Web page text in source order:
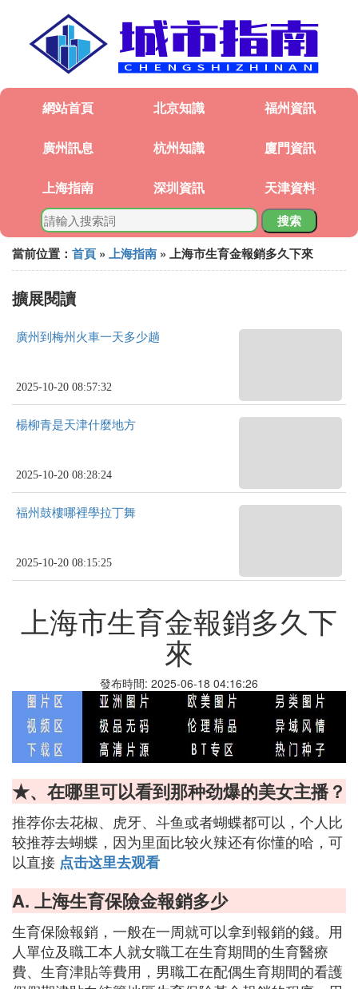
網站首頁 北京知識 福州資訊
廣州訊息 杭州知識 廈門資訊
上海指南 深圳資訊 天津資料
搜索
當前位置： 首頁 » 上海指南 » 上海市生育金報銷多久下來
擴展閱讀
廣州到梅州火車一天多少趟
2025-10-20 08:57:32
楊柳青是天津什麼地方
2025-10-20 08:28:24
福州鼓樓哪裡學拉丁舞
2025-10-20 08:15:25
上海市生育金報銷多久下
來
發布時間: 2025-06-18 04:16:26
★、在哪里可以看到那种劲爆的美女主播？
推荐你去花椒、虎牙、斗鱼或者蝴蝶都可以，个人比
较推荐去蝴蝶，因为里面比较火辣还有你懂的哈，可
以直接 点击这里去观看
A. 上海生育保險金報銷多少
生育保險報銷，一般在一周就可以拿到報銷的錢。用
人單位及職工本人就女職工在生育期間的生育醫療
費、生育津貼等費用，男職工在配偶生育期間的看護